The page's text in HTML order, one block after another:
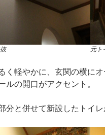
元ト
く軽やかに、玄関の横に
ルの開口がアクセント。
分と併せて新設したトイレ